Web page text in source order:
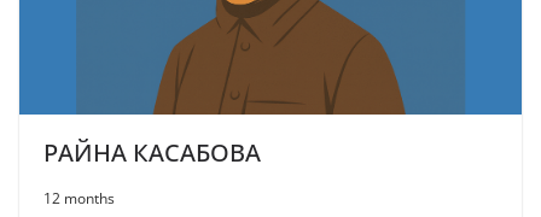
РАЙНА КАСАБОВА
12 months